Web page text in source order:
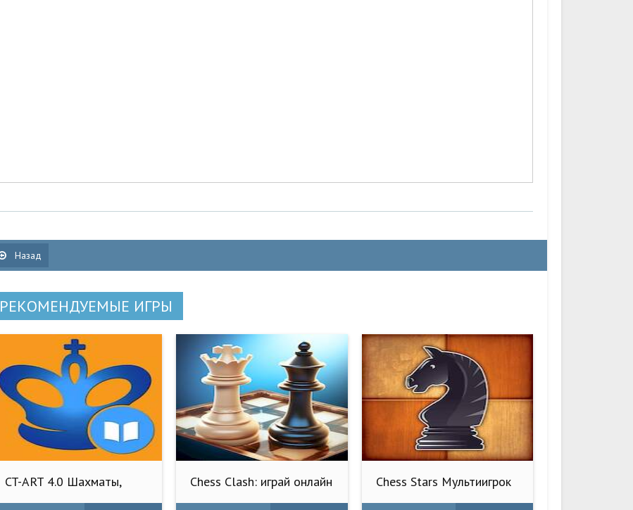
Назад
РЕКОМЕНДУЕМЫЕ ИГРЫ
CT-ART 4.0 Шахматы,
Chess Clash: играй онлайн
Chess Stars Мультиигрок